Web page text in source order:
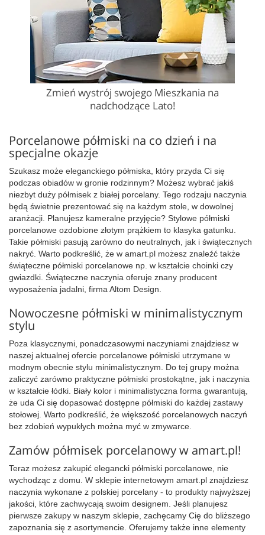
Zmień wystrój swojego Mieszkania na
nadchodzące Lato!
Porcelanowe półmiski na co dzień i na
specjalne okazje
Szukasz może eleganckiego półmiska, który przyda Ci się
podczas obiadów w gronie rodzinnym? Możesz wybrać jakiś
niezbyt duży półmisek z białej porcelany. Tego rodzaju naczynia
będą świetnie prezentować się na każdym stole, w dowolnej
aranżacji. Planujesz kameralne przyjęcie? Stylowe półmiski
porcelanowe ozdobione złotym prążkiem to klasyka gatunku.
Takie półmiski pasują zarówno do neutralnych, jak i świątecznych
nakryć. Warto podkreślić, że w amart.pl możesz znaleźć także
świąteczne półmiski porcelanowe np. w kształcie choinki czy
gwiazdki. Świąteczne naczynia oferuje znany producent
wyposażenia jadalni, firma Altom Design.
Nowoczesne półmiski w minimalistycznym
stylu
Poza klasycznymi, ponadczasowymi naczyniami znajdziesz w
naszej aktualnej ofercie porcelanowe półmiski utrzymane w
modnym obecnie stylu minimalistycznym. Do tej grupy można
zaliczyć zarówno praktyczne półmiski prostokątne, jak i naczynia
w kształcie łódki. Biały kolor i minimalistyczna forma gwarantują,
że uda Ci się dopasować dostępne półmiski do każdej zastawy
stołowej. Warto podkreślić, że większość porcelanowych naczyń
bez zdobień wypukłych można myć w zmywarce.
Zamów półmisek porcelanowy w amart.pl!
Teraz możesz zakupić elegancki półmiski porcelanowe, nie
wychodząc z domu. W sklepie internetowym amart.pl znajdziesz
naczynia wykonane z polskiej porcelany - to produkty najwyższej
jakości, które zachwycają swoim designem. Jeśli planujesz
pierwsze zakupy w naszym sklepie, zachęcamy Cię do bliższego
zapoznania się z asortymencie. Oferujemy także inne elementy